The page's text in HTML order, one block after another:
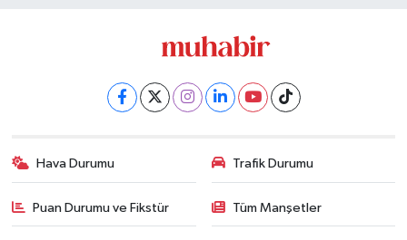
Hava Durumu Trafik Durumu
Puan Durumu ve Fikstür Tüm Manşetler